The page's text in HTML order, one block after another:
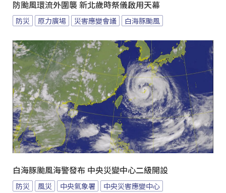
防颱風環流外圍襲 新北歲時祭儀啟用天幕
防災 原力廣場 災害應變會議 白海豚颱風
白海豚颱風海警發布 中央災變中心二級開設
防災 風災 中央氣象署
中央災害應變中心